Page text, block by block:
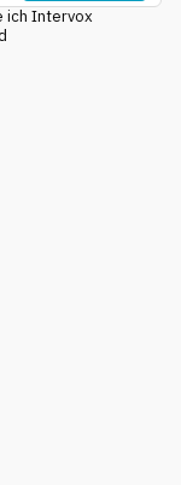
ich Intervox